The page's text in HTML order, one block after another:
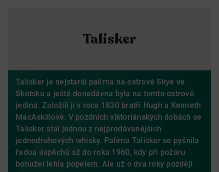
Talisker
Talisker je nejstarší palírna na ostrově Skye ve
Skotsku a ještě donedávna byla na tomto ostrově
jediná. Založili ji v roce 1830 bratři Hugh a Kenneth
MacAskillové. V pozdních viktoriánských dobách se
Talisker stal jednou z nejprodávanějších
jednodruhových whisky. Palírna Talisker se pyšnila
řadou úspěchů až do roku 1960, kdy při požáru
bohužel lehla popelem. Ale už o dva roky později